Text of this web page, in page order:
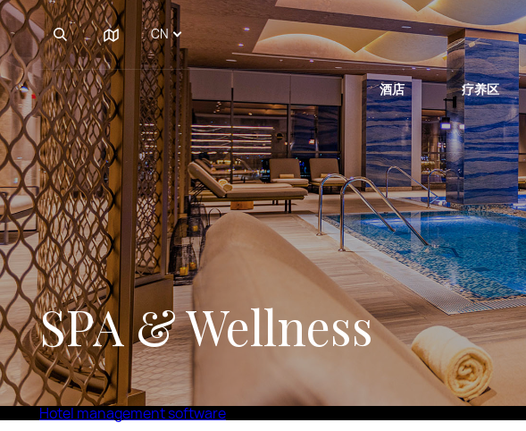
CN
酒店
Hilton Samarkand
Regency
Silk Road
by
Samarkand
Afrosiyob
Hilton
Eco Village Superior Eco
疗养区
关于度假村
餐饮服务
商务活动
Hilton Samarkand
Regency
Silk Road
by
Hilton Garden Inn
Samarkand
Afrosiyob
Hilton
Eco Village Superior Eco
关于度假村
餐饮服务
商务活动
SPA & Wellness
Hotel management software